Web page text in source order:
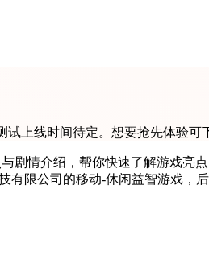
上线时间待定。想要抢先体验
剧情介绍，帮你快速了解游戏亮
限公司的移动-休闲益智游戏，